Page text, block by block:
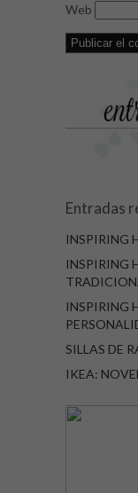
Web
Entradas
INSPIRING
INSPIRING
INSPIRING
SILLAS DE
IKEA: